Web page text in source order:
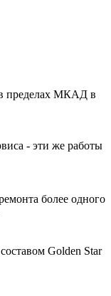
пределах МКАД в
- эти же работы
более одного
Golden Star